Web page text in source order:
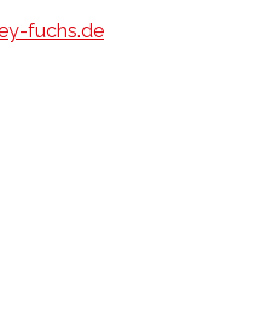
fuchs.de